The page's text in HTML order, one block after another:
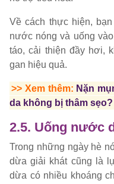
Về cách thực hiện,
nước nóng và uống
táo, cải thiện đầy hơi,
gan hiệu quả.
>> Xem thêm: Nặn
da không bị thâm sẹo?
2.5. Uống nước
Trong những ngày hè
dừa giải khát cũng là
dừa có nhiều khoáng